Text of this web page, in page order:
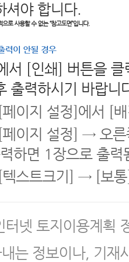
셔야 합니다.
으로 사용할 수 없는 “참고도면”입니다.
력이 안될 경우
서 [인쇄] 버튼을
출력하시기 바랍니
이지 설정]에서 [
페이지 설정] → 오
하면 1장으로 출력
텍스트크기] → [보
터넷 토지이용계획
는 정보이나, 기재